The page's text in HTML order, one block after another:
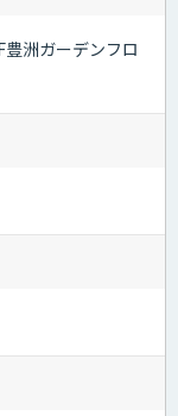
洲ガーデンフロ